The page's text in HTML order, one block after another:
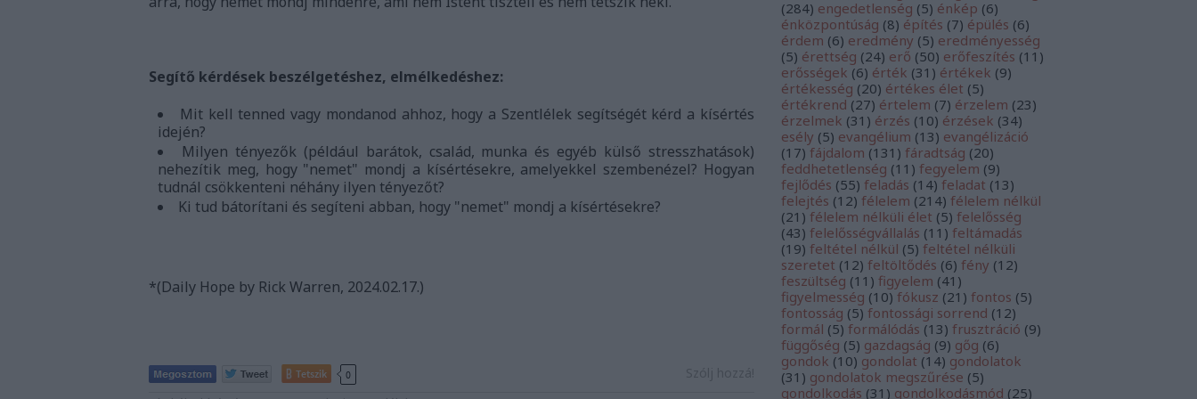
Segítő kérdések beszélgetéshez, elmélkedéshez:
Mit kell tenned vagy mondanod ahhoz, hogy a Szentlélek segítségét kérd a kísértés
idején?
Milyen tényezők (például barátok, család, munka és egyéb külső stresszhatások)
nehezítik meg, hogy "nemet" mondj a kísértésekre, amelyekkel szembenézel? Hogyan
tudnál csökkenteni néhány ilyen tényezőt?
Ki tud bátorítani és segíteni abban, hogy "nemet" mondj a kísértésekre?
*(Daily Hope by Rick Warren, 2024.02.17.)
Tetszik 0
(284) engedetlenség (5) énkép (6)
énközpontúság (8) építés (7) épülés (6)
érdem (6) eredmény (5) eredményesség
(5) érettség (24) erő (50) erőfeszítés (11 )
erősségek (6) érték (31 ) értékek (9)
értékesség (20) értékes élet (5)
értékrend (27) értelem (7) érzelem (23)
érzelmek (31 ) érzés (10) érzések (34)
esély (5) evangélium (13) evangélizáció
(17) fájdalom (131 ) fáradtság (20)
feddhetetlenség (11 ) fegyelem (9)
fejlődés (55) feladás (14) feladat (13)
felejtés (12) félelem (214) félelem nélkül
(21 ) félelem nélküli élet (5) felelősség
(43) felelősségvállalás (11 ) feltámadás
(19) feltétel nélkül (5) feltétel nélküli
szeretet (12) feltöltődés (6) fény (12)
feszültség (11 ) figyelem (41 )
figyelmesség (10) fókusz (21 ) fontos (5)
fontosság (5) fontossági sorrend (12)
formál (5) formálódás (13) frusztráció (9)
függőség (5) gazdagság (9) gőg (6)
gondok (10) gondolat (14) gondolatok
(31 ) gondolatok megszűrése (5)
gondolkodás (31 ) gondolkodásmód (25)